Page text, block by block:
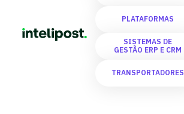
PLATAFORMAS
SISTEMAS DE
GESTÃO ERP E CRM
TRANSPORTADORES